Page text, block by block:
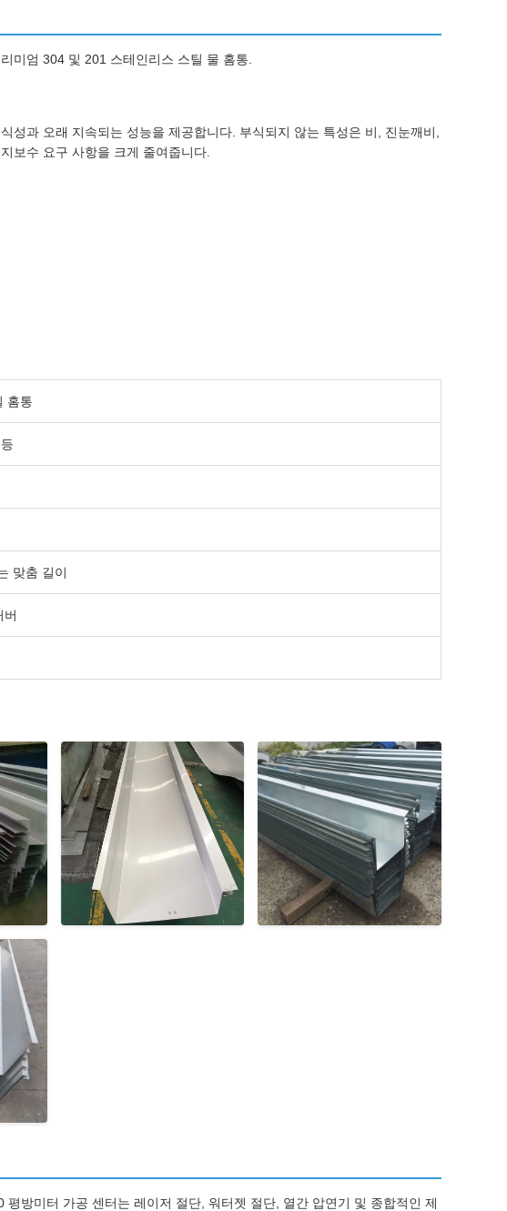
미엄 304 및 201 스테인리스 스틸 물 홈통.
성과 오래 지속되는 성능을 제공합니다. 부식되지 않는 특성은 비, 진눈깨비,
보수 요구 사항을 크게 줄여줍니다.
홈통
맞춤 길이
버
방미터 가공 센터는 레이저 절단, 워터젯 절단, 열간 압연기 및 종합적인 제